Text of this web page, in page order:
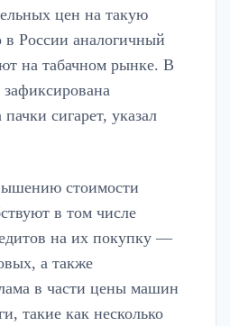
цен на такую
России аналогичный
на табачном рынке. В
сигарет, указал
стоимости
в том числе
на их покупку —
а также
в части цены машин
такие как несколько